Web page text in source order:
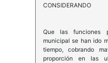
CONSIDERANDO
Que las funciones
municipal se han ido
tiempo, cobrando
proporción en las